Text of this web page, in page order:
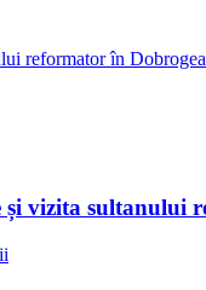
vizita sultanului